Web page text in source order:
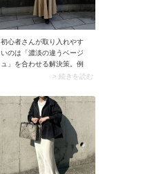
初心者さんが取り入れやす
いのは「濃淡の違うベージ
ュ」を合わせる解決策。例
えば薄いベージュにダーク
のベージュを合わせると、
コーデのメリハリがアッ
プ。ベージュのグラデーシ
ョンを作ることで、のっぺ
り見えを解消しながらナチ
ュラルなムードに決まりま
す。
> 続きを読む